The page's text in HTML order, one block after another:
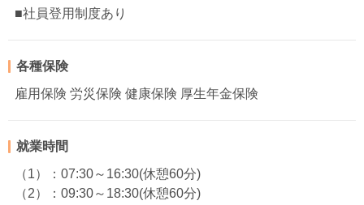
■社員登用制度あり
各種保険
雇用保険 労災保険 健康保険 厚生年金保険
就業時間
（1）：07:30～16:30(休憩60分)
（2）：09:30～18:30(休憩60分)